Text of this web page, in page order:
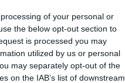
of your personal or
the below opt-out section to
is processed you may
utilized by us or personal
may separately opt-out of the
on the IAB’s list of downstream
με τους
κάθε